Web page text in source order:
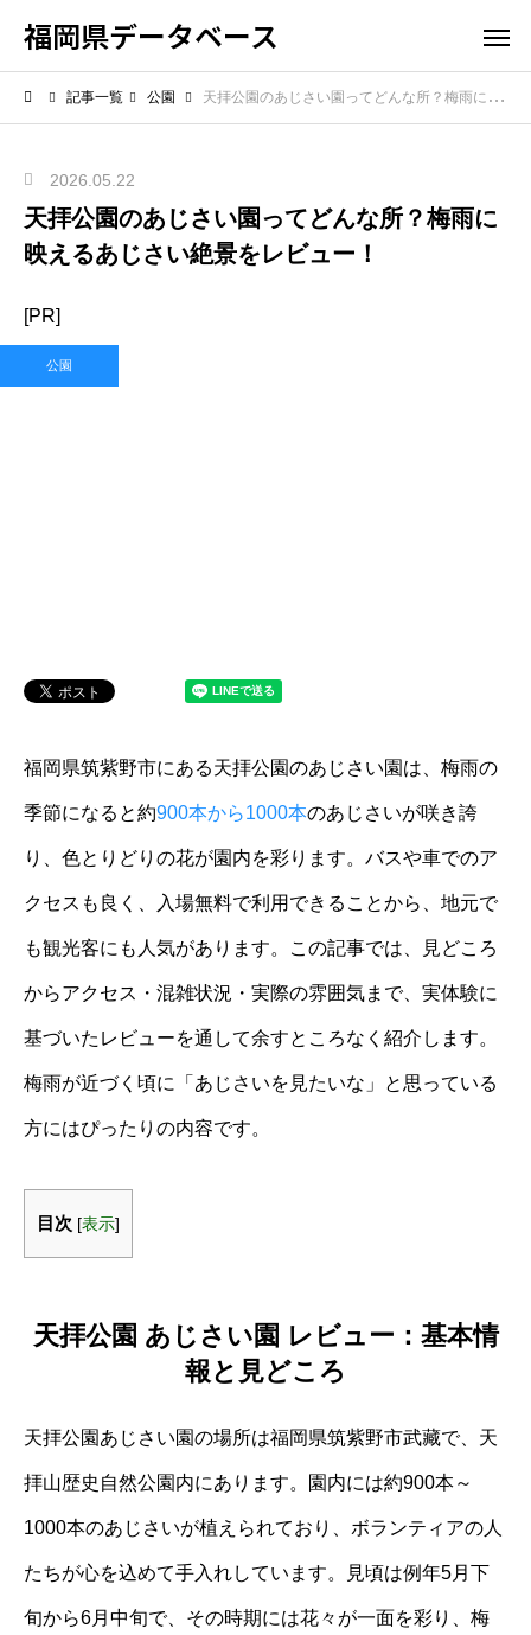
福岡県データベース
記事一覧 公園 天拝公園のあじさい園ってどんな所？梅雨に映えるあじさい絶景をレビュー！
2026.05.22
天拝公園のあじさい園ってどんな所？梅雨に
映えるあじさい絶景をレビュー！
[PR]
公園
福岡県筑紫野市にある天拝公園のあじさい園は、梅雨の
季節になると約900本から1000本のあじさいが咲き誇
り、色とりどりの花が園内を彩ります。バスや車でのア
クセスも良く、入場無料で利用できることから、地元で
も観光客にも人気があります。この記事では、見どころ
からアクセス・混雑状況・実際の雰囲気まで、実体験に
基づいたレビューを通して余すところなく紹介します。
梅雨が近づく頃に「あじさいを見たいな」と思っている
方にはぴったりの内容です。
目次 [表示]
天拝公園 あじさい園 レビュー：基本情
報と見どころ
天拝公園あじさい園の場所は福岡県筑紫野市武藏で、天
拝山歴史自然公園内にあります。園内には約900本～
1000本のあじさいが植えられており、ボランティアの人
たちが心を込めて手入れしています。見頃は例年5月下
旬から6月中旬で、その時期には花々が一面を彩り、梅